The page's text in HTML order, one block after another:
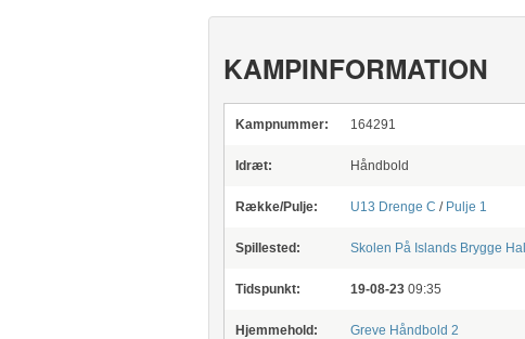
KAMPINFORMATION
Kampnummer: 164291
Idræt: Håndbold
Række/Pulje: U13 Drenge C / Pulje 1
Spillested: Skolen På Islands Brygge
Tidspunkt: 19-08-23 09:35
Hjemmehold: Greve Håndbold 2